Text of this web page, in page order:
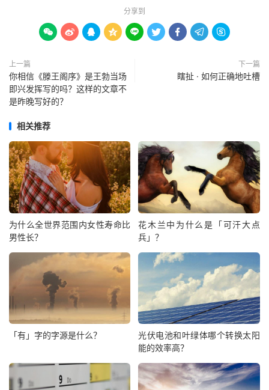
分享到
        
上一篇
你相信《滕王阁序》是王勃当场
即兴发挥写的吗？这样的文章不
是昨晚写好的？
下一篇
瞎扯 · 如何正确地吐槽
相关推荐
为什么全世界范围内女性寿命比
男性长？
花木兰中为什么是「可汗大点
兵」？
「有」字的字源是什么？
光伏电池和叶绿体哪个转换太阳
能的效率高？